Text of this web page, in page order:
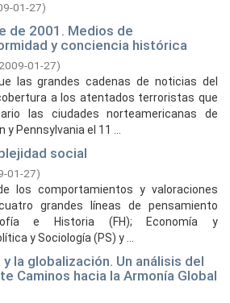
01-27)
de 2001. Medios de
y conciencia histórica
2009-01-27)
las grandes cadenas de noticias del
a los atentados terroristas que
las ciudades norteamericanas de
Pennsylvania el 11 ...
social
01-27)
los comportamientos y valoraciones
grandes líneas de pensamiento
e Historia (FH); Economía y
y Sociología (PS) y ...
la globalización. Un análisis del
Caminos hacia la Armonía Global